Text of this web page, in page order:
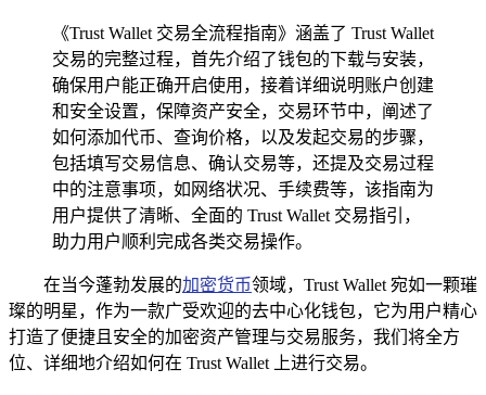
《Trust Wallet 交易全流程指南》涵盖了 Trust Wallet
交易的完整过程，首先介绍了钱包的下载与安装，
确保用户能正确开启使用，接着详细说明账户创建
和安全设置，保障资产安全，交易环节中，阐述了
如何添加代币、查询价格，以及发起交易的步骤，
包括填写交易信息、确认交易等，还提及交易过程
中的注意事项，如网络状况、手续费等，该指南为
用户提供了清晰、全面的 Trust Wallet 交易指引，
助力用户顺利完成各类交易操作。
在当今蓬勃发展的加密货币领域，Trust Wallet 宛如一颗璀
璨的明星，作为一款广受欢迎的去中心化钱包，它为用户精心
打造了便捷且安全的加密资产管理与交易服务，我们将全方
位、详细地介绍如何在 Trust Wallet 上进行交易。